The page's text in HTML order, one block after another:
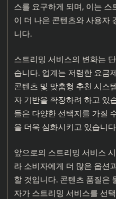
스를 요구하게 되며, 이는
이 더 나은 콘텐츠와 사용자
니다.
스트리밍 서비스의 변화는
습니다. 업계는 저렴한 요금
콘텐츠 및 맞춤형 추천 시스
자 기반을 확장하려 하고 있
들은 다양한 선택지를 가질
을 더욱 심화시키고 있습니
앞으로의 스트리밍 서비스
라 소비자에게 더 많은 옵션
할 것입니다. 콘텐츠 품질은
자가 스트리밍 서비스를 선